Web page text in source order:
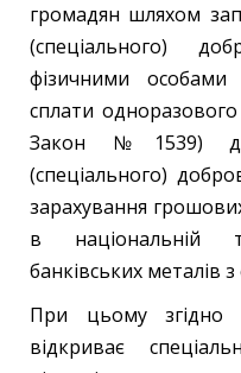
громадян шляхом
(спеціального)
фізичними
сплати
Закон №1539)
(спеціального)
зарахування
в національній
банківських металів
При цьому
відкриває